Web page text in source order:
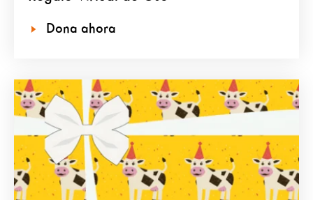
Dona ahora